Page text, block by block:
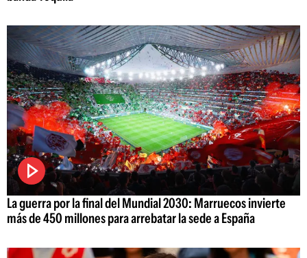
La guerra por la final del Mundial 2030: Marruecos invierte
más de 450 millones para arrebatar la sede a España